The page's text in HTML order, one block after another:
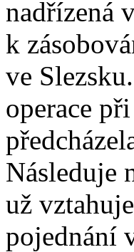
nadřízená
k
ve
operace
Následuje
už
pojednání